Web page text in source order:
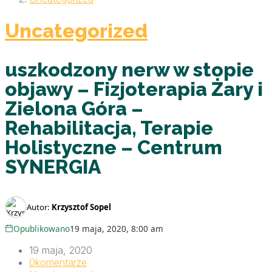
Uncategorized
uszkodzony nerw w stopie
objawy – Fizjoterapia Żary i
Zielona Góra –
Rehabilitacja, Terapie
Holistyczne – Centrum
SYNERGIA
Autor: Krzysztof Sopel
Opublikowano19 maja, 2020, 8:00 am
19 maja, 2020
0komentarze